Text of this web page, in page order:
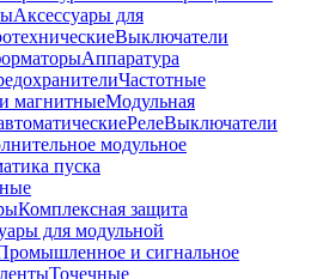
Аксессуары для
Выключатели
Аппаратура
Частотные
магнитныеМодульная
РелеВыключатели
модульное
пуска
Комплексная защита
для модульной
и сигнальное
Точечные